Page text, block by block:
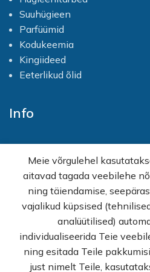
Suuhügieen
Parfüümid
Kodukeemia
Kingiideed
Eeterlikud õlid
Info
E-pood
Kampaaniad
Hulgimüük
Ostuabi
Müügitingimused
Privaatsuspoliitika
Meie võrgulehel
aitavad tagada veebilehe
ning täiendamise,
vajalikud küpsised
analüütilised)
individualiseerida Teie
ning esitada Teile
just nimelt Teile,